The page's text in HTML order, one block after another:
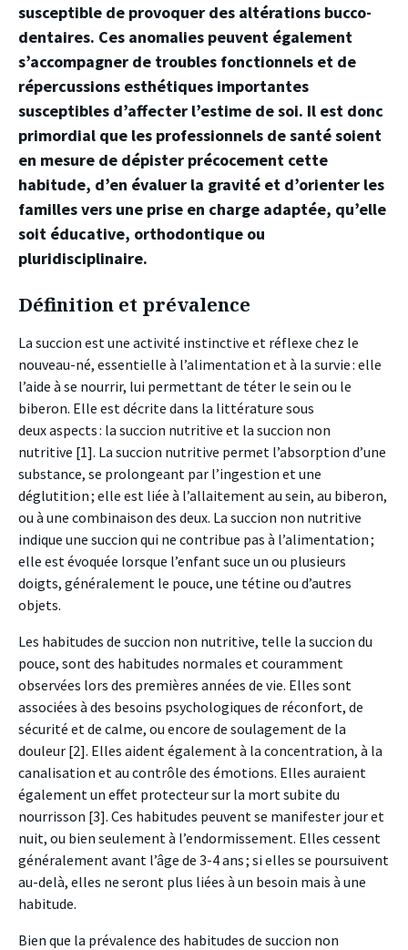
susceptible de provoquer des altérations bucco-
dentaires. Ces anomalies peuvent également
s’accompagner de troubles fonctionnels et de
répercussions esthétiques importantes
susceptibles d’affecter l’estime de soi. Il est donc
primordial que les professionnels de santé soient
en mesure de dépister précocement cette
habitude, d’en évaluer la gravité et d’orienter les
familles vers une prise en charge adaptée, qu’elle
soit éducative, orthodontique ou
pluridisciplinaire.
Définition et prévalence
La succion est une activité instinctive et réflexe chez le
nouveau-né, essentielle à l’alimentation et à la survie : elle
l’aide à se nourrir, lui permettant de téter le sein ou le
biberon. Elle est décrite dans la littérature sous
deux aspects : la succion nutritive et la succion non
nutritive [1]. La succion nutritive permet l’absorption d’une
substance, se prolongeant par l’ingestion et une
déglutition ; elle est liée à l’allaitement au sein, au biberon,
ou à une combinaison des deux. La succion non nutritive
indique une succion qui ne contribue pas à l’alimentation ;
elle est évoquée lorsque l’enfant suce un ou plusieurs
doigts, généralement le pouce, une tétine ou d’autres
objets.
Les habitudes de succion non nutritive, telle la succion du
pouce, sont des habitudes normales et couramment
observées lors des premières années de vie. Elles sont
associées à des besoins psychologiques de réconfort, de
sécurité et de calme, ou encore de soulagement de la
douleur [2]. Elles aident également à la concentration, à la
canalisation et au contrôle des émotions. Elles auraient
également un effet protecteur sur la mort subite du
nourrisson [3]. Ces habitudes peuvent se manifester jour et
nuit, ou bien seulement à l’endormissement. Elles cessent
généralement avant l’âge de 3-4 ans ; si elles se poursuivent
au-delà, elles ne seront plus liées à un besoin mais à une
habitude.
Bien que la prévalence des habitudes de succion non